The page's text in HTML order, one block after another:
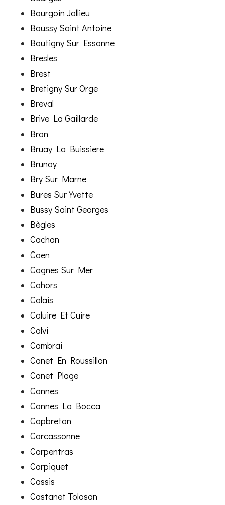
Bourgoin Jallieu
Boussy Saint Antoine
Boutigny Sur Essonne
Bresles
Brest
Bretigny Sur Orge
Breval
Brive La Gaillarde
Bron
Bruay La Buissiere
Brunoy
Bry Sur Marne
Bures Sur Yvette
Bussy Saint Georges
Bègles
Cachan
Caen
Cagnes Sur Mer
Cahors
Calais
Caluire Et Cuire
Calvi
Cambrai
Canet En Roussillon
Canet Plage
Cannes
Cannes La Bocca
Capbreton
Carcassonne
Carpentras
Carpiquet
Cassis
Castanet Tolosan